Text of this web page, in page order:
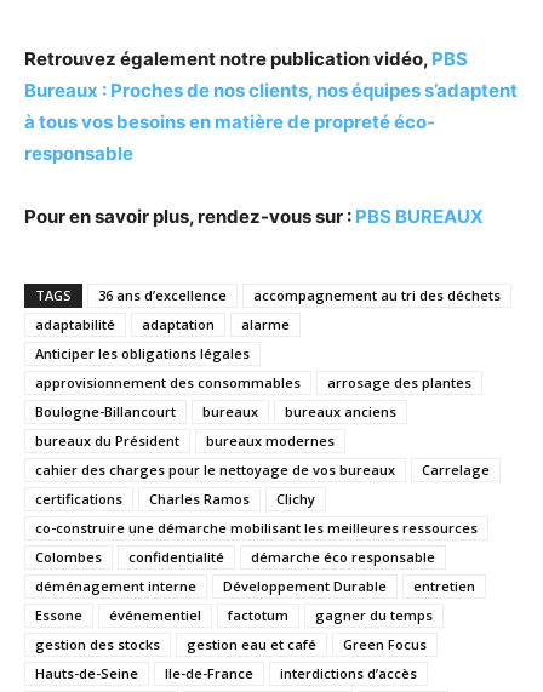
Retrouvez également notre publication vidéo, PBS
Bureaux : Proches de nos clients, nos équipes s’adaptent
à tous vos besoins en matière de propreté éco-
responsable
Pour en savoir plus, rendez-vous sur : PBS BUREAUX
TAGS 36 ans d’excellence
accompagnement au tri des déchets
adaptabilité
adaptation
alarme
Anticiper les obligations légales
approvisionnement des consommables
arrosage des plantes
Boulogne-Billancourt
bureaux
bureaux anciens
bureaux du Président
bureaux modernes
cahier des charges pour le nettoyage de vos bureaux
Carrelage
certifications
Charles Ramos
Clichy
co-construire une démarche mobilisant les meilleures ressources
Colombes
confidentialité
démarche éco responsable
déménagement interne
Développement Durable
entretien
Essone
événementiel factotum
gagner du temps
gestion des stocks
gestion eau et café
Green Focus
Hauts-de-Seine
Ile-de-France
interdictions d’accès